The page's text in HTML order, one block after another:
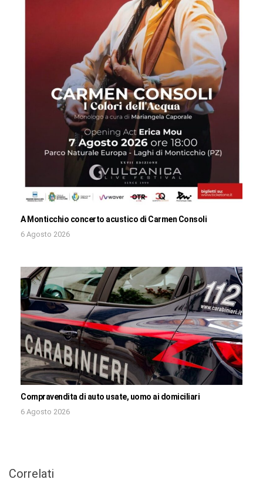
A Monticchio concerto acustico di Carmen Consoli
6 Agosto 2026
Compravendita di auto usate, uomo ai domiciliari
6 Agosto 2026
Correlati